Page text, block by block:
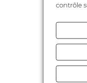
contrôle